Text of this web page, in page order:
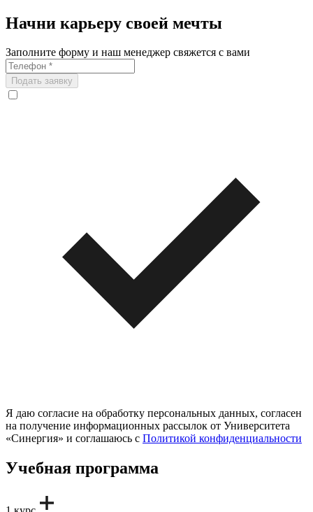
Начни карьеру своей мечты
Заполните форму и наш менеджер свяжется с вами
Подать заявку
Я даю согласие на обработку персональных данных, согласен
на получение информационных рассылок от Университета
«Синергия» и соглашаюсь c Политикой конфиденциальности
Учебная программа